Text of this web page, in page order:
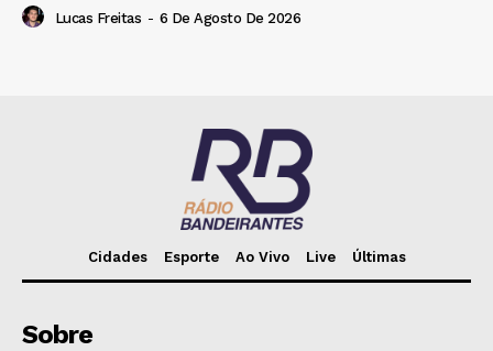
Lucas Freitas - 6 De Agosto De 2026
Cidades Esporte Ao Vivo Live Últimas
Sobre